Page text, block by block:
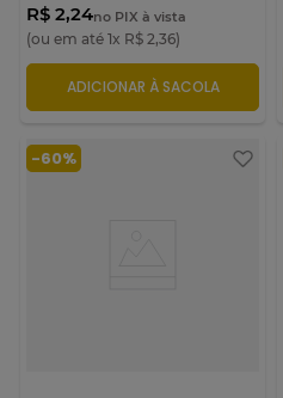
R$ 2,24no PIX à vista
(ou em até 1x R$ 2,36)
ADICIONAR À SACOLA
-60%